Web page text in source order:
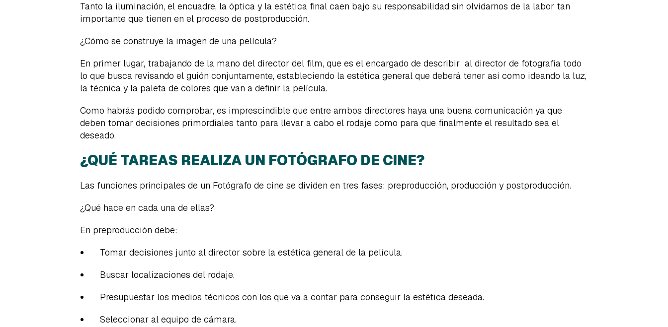
Tanto la iluminación, el encuadre, la óptica y la estética final caen bajo su responsabilidad sin olvidarnos de la labor tan
importante que tienen en el proceso de postproducción.
¿Cómo se construye la imagen de una película?
En primer lugar, trabajando de la mano del director del film, que es el encargado de describir al director de fotografía todo
lo que busca revisando el guión conjuntamente, estableciendo la estética general que deberá tener así como ideando la luz,
la técnica y la paleta de colores que van a definir la película.
Como habrás podido comprobar, es imprescindible que entre ambos directores haya una buena comunicación ya que
deben tomar decisiones primordiales tanto para llevar a cabo el rodaje como para que finalmente el resultado sea el
deseado.
¿QUÉ TAREAS REALIZA UN FOTÓGRAFO DE CINE?
Las funciones principales de un Fotógrafo de cine se dividen en tres fases: preproducción, producción y postproducción.
¿Qué hace en cada una de ellas?
En preproducción debe:
Tomar decisiones junto al director sobre la estética general de la película.
Buscar localizaciones del rodaje.
Presupuestar los medios técnicos con los que va a contar para conseguir la estética deseada.
Seleccionar al equipo de cámara.